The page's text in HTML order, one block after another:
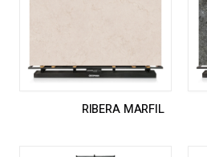
RIBERA MARFIL